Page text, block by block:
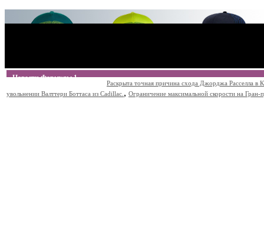
Новости Формулы 1
Раскрыта точная причина схода Джорджа Расселла в
увольнении Валттери Боттаса из Cadillac. , Ограничение максимальной скорости на Гран-